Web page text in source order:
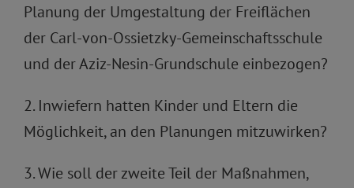
Planung der Umgestaltung der Freiflächen
der Carl-von-Ossietzky-Gemeinschaftsschule
und der Aziz-Nesin-Grundschule einbezogen?
2. Inwiefern hatten Kinder und Eltern die
Möglichkeit, an den Planungen mitzuwirken?
3. Wie soll der zweite Teil der Maßnahmen,